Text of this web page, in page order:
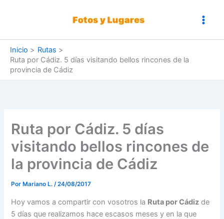
Inicio
Rutas
Ruta por Cádiz. 5 días visitando bellos rincones de la
provincia de Cádiz
Ruta por Cádiz. 5 días
visitando bellos rincones de
la provincia de Cádiz
Por Mariano L./24/08/2017
Hoy vamos a compartir con vosotros la Ruta por Cádiz de
5 días que realizamos hace escasos meses y en la que